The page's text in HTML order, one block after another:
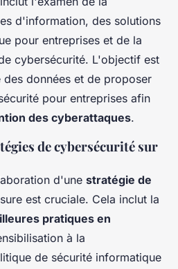
d'information, des solutions
pour entreprises et de la
cybersécurité. L'objectif est
données et de proposer
pour entreprises afin
des cyberattaques.
de cybersécurité sur
d'une stratégie de
est cruciale. Cela inclut la
pratiques en
à la
de sécurité informatique